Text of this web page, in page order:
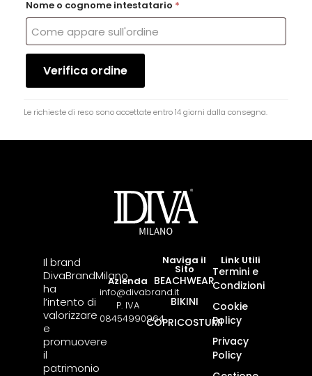
Nome o cognome intestatario *
Verifica ordine
Le richieste di reso sono accettate entro 14 giorni dalla consegna.
Il brand
DivaBrandMilano
ha
l’intento di
valorizzare
e
promuovere
il
patrimonio
Azienda
info@divabrand.it
P. IVA
08454990964
Naviga il
Sito
BEACHWEAR
BIKINI
COPRICOSTUMI
Link Utili
Termini e
Condizioni
Cookie
Policy
Privacy
Policy